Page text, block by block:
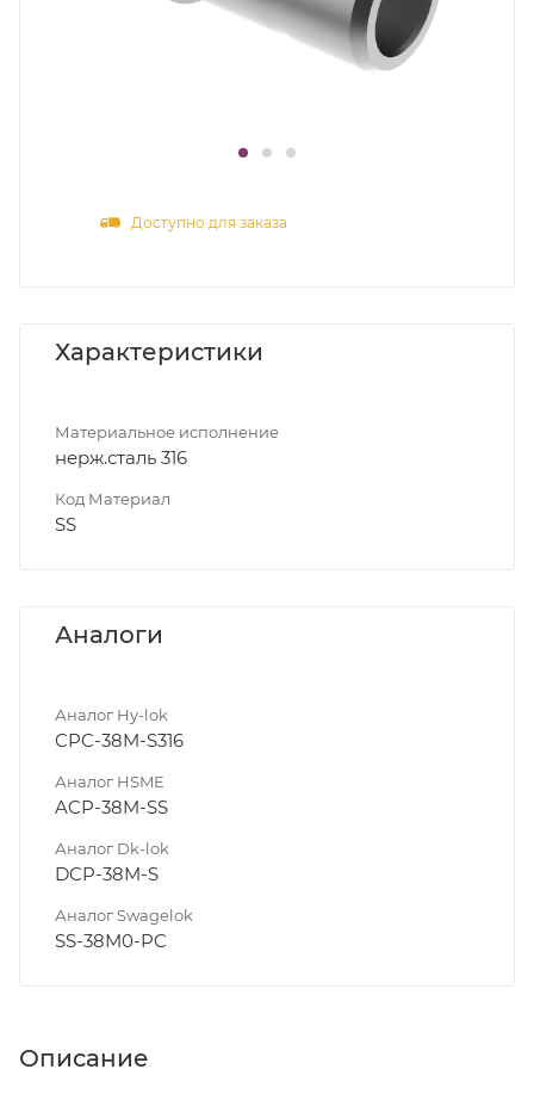
Доступно для заказа
Характеристики
Материальное исполнение
нерж.сталь 316
Код Материал
SS
Аналоги
Аналог Hy-lok
CPC-38M-S316
Аналог HSME
ACP-38M-SS
Аналог Dk-lok
DCP-38M-S
Аналог Swagelok
SS-38M0-PC
Описание